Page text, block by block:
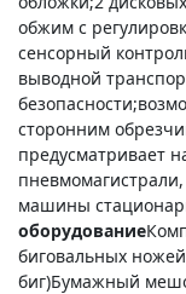
обжим с
сенсорный
выводной
сторонним
предусматривает
машины
оборудование
биговальных
биг)Бумажный